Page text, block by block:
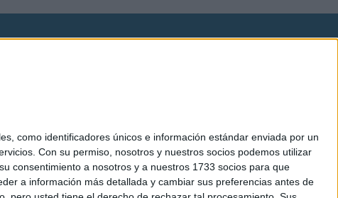
como identificadores únicos e información estándar enviada por un
Con su permiso, nosotros y nuestros socios podemos utilizar
consentimiento a nosotros y a nuestros 1733 socios para que
a información más detallada y cambiar sus preferencias antes de
Tel. +34 91 593 2767